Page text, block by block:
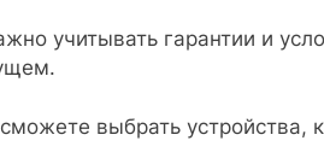
учитывать гарантии и
выбрать устройства,